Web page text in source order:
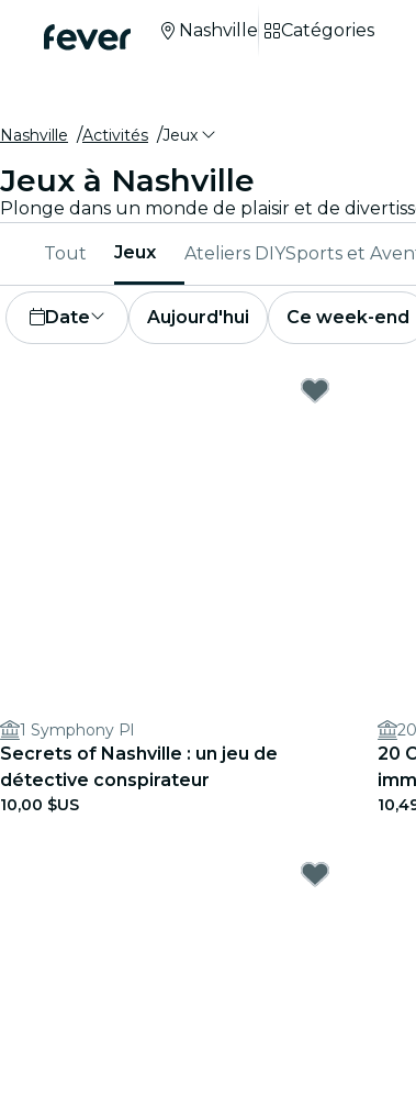
Nashville Catégories
Nashville Activités Jeux
Jeux à Nashville
Tout Jeux Ateliers DIYSports et
Date Aujourd'hui Ce week-end
1 Symphony Pl
Secrets of Nashville : un jeu de
détective conspirateur
10,00 $US
20